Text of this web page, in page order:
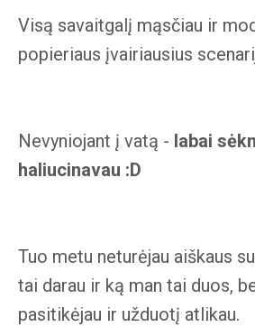
Visą savaitgalį mąsčiau ir
popieriaus įvairiausius
Nevyniojant į vatą - labai
haliucinavau :D
Tuo metu neturėjau aiškaus
tai darau ir ką man tai duos,
pasitikėjau ir užduotį atlikau.